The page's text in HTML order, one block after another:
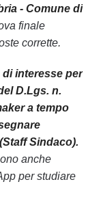
- Comune di
finale
corrette.
di interesse per
D.Lgs. n.
a tempo
Sindaco).
anche
per studiare